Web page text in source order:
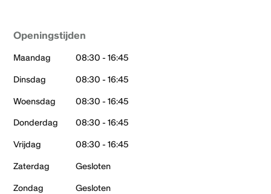
Openingstijden
Maandag
08:30 - 16:45
Dinsdag
08:30 - 16:45
Woensdag
08:30 - 16:45
Donderdag
08:30 - 16:45
Vrijdag
08:30 - 16:45
Zaterdag
Gesloten
Zondag
Gesloten